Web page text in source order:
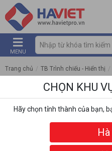
MENU
Trang chủ / TB Trình chiếu - Hiển thị /
CHỌN KHU
Hãy chọn tỉnh thành của bạn,